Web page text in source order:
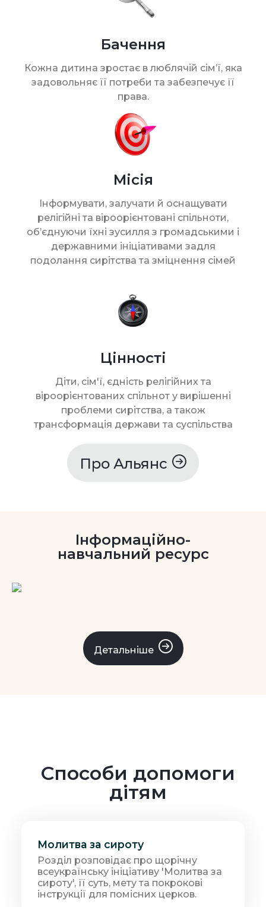
Бачення
Кожна дитина зростає в люблячій сім’ї, яка
задовольняє її потреби та забезпечує її
права.
Місія
Інформувати, залучати й оснащувати
релігійні та віроорієнтовані спільноти,
об’єднуючи їхні зусилля з громадськими і
державними ініціативами задля
подолання сирітства та зміцнення сімей
Цінності
Діти, сім'ї, єдність релігійних та
віроорієнтованих спільнот у вирішенні
проблеми сирітства, а також
трансформація держави та суспільства
Про Альянс
Інформаційно-
навчальний ресурс
Детальніше
Способи допомоги
дітям
Молитва за сироту
Розділ розповідає про щорічну
всеукраїнську ініціативу 'Молитва за
сироту', її суть, мету та покрокові
інструкції для помісних церков.